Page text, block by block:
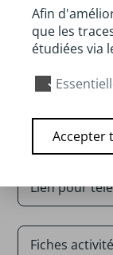
Description :
alimentaire:
Pourquoi et
Auteur :
Lien pour
Fiches
Afin
que les
étudiées via
Accepter